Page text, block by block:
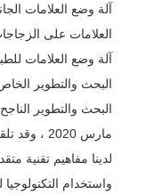
آلة وضع العلامات
العلامات على
آلة وضع العلامات
البحث والتطوير
البحث والتطوير
مارس 2020 ، وقد تلقينا ردود فعل جيدة في السوق.
لدينا مفاهيم تقنية
واستخدام